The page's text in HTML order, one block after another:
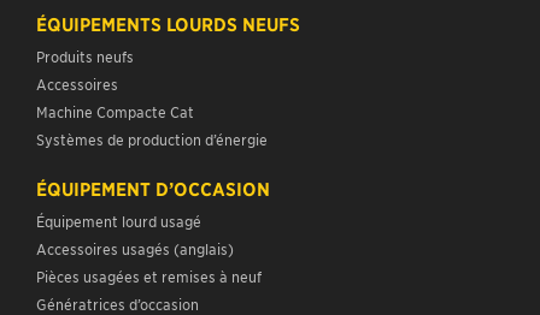
ÉQUIPEMENTS LOURDS NEUFS
Produits neufs
Accessoires
Machine Compacte Cat
Systèmes de production d’énergie
ÉQUIPEMENT D’OCCASION
Équipement lourd usagé
Accessoires usagés (anglais)
Pièces usagées et remises à neuf
Génératrices d’occasion